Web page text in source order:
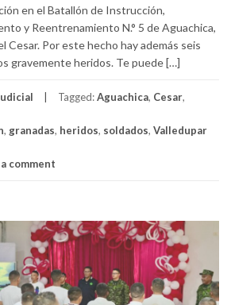
en el Batallón de Instrucción,
y Reentrenamiento N.° 5 de Aguachica,
Cesar. Por este hecho hay además seis
gravemente heridos. Te puede […]
Tagged:Aguachica, Cesar,
, granadas, heridos, soldados, Valledupar
comment